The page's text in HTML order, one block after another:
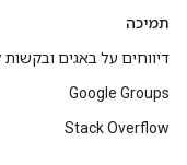
תמיכה
דיווחים על באגים
Google Groups
Stack Overflow